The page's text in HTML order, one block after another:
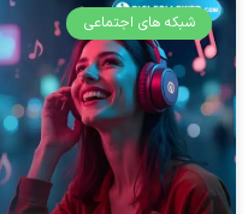
شبکه های اجتماعی